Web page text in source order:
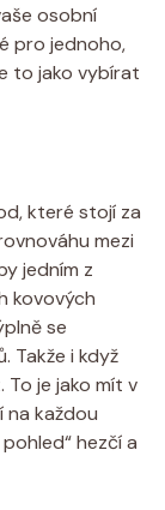
osobní
pro jednoho,
to jako vybírat
které stojí za
mezi
jedním z
kovových
se
Takže i když
je jako mít v
na každou
hezčí a